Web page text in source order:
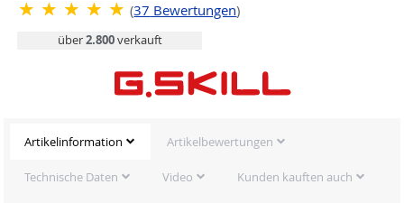
(37 Bewertungen)
über2.800verkauft
Artikelinformation Artikelbewertungen
Technische Daten Video Kunden kauften auch